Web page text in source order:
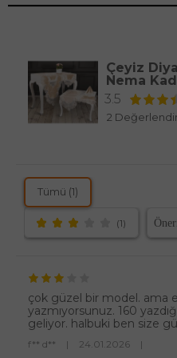
Çeyiz
3.5
2
Tümü (1)
(1)
çok güzel bir model. ama
yazmıyorsunuz. 160
geliyor. halbuki ben size
f** d** | 24.01.2026 |